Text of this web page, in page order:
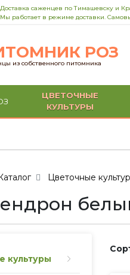
Доставка саженцев по Тимашевску и
Мы работает в режиме доставки.
РОЗ
из собственного питомника
ЦВЕТОЧНЫЕ
КУЛЬТУРЫ
Цветочные
культуры